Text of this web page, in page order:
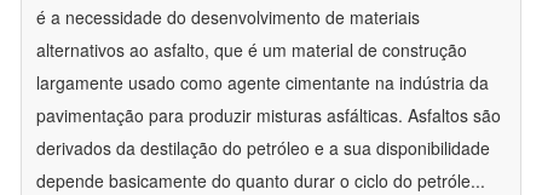
é a necessidade do desenvolvimento de materiais
alternativos ao asfalto, que é um material de construção
largamente usado como agente cimentante na indústria da
pavimentação para produzir misturas asfálticas. Asfaltos são
derivados da destilação do petróleo e a sua disponibilidade
depende basicamente do quanto durar o ciclo do petróle...